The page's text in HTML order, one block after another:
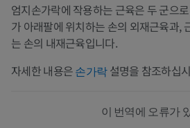
엄지손가락에 작용하는 근육은 두 군으
가 아래팔에 위치하는 손의 외재근육과,
는 손의 내재근육입니다.
자세한 내용은손가락설명을 참조하십
이 번역에 오류가